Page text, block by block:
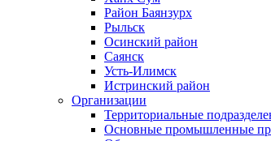
Район Баянзурх
Рыльск
Осинский район
Саянск
Усть-Илимск
Истринский район
Организации
Территориальные
Основные промышленные